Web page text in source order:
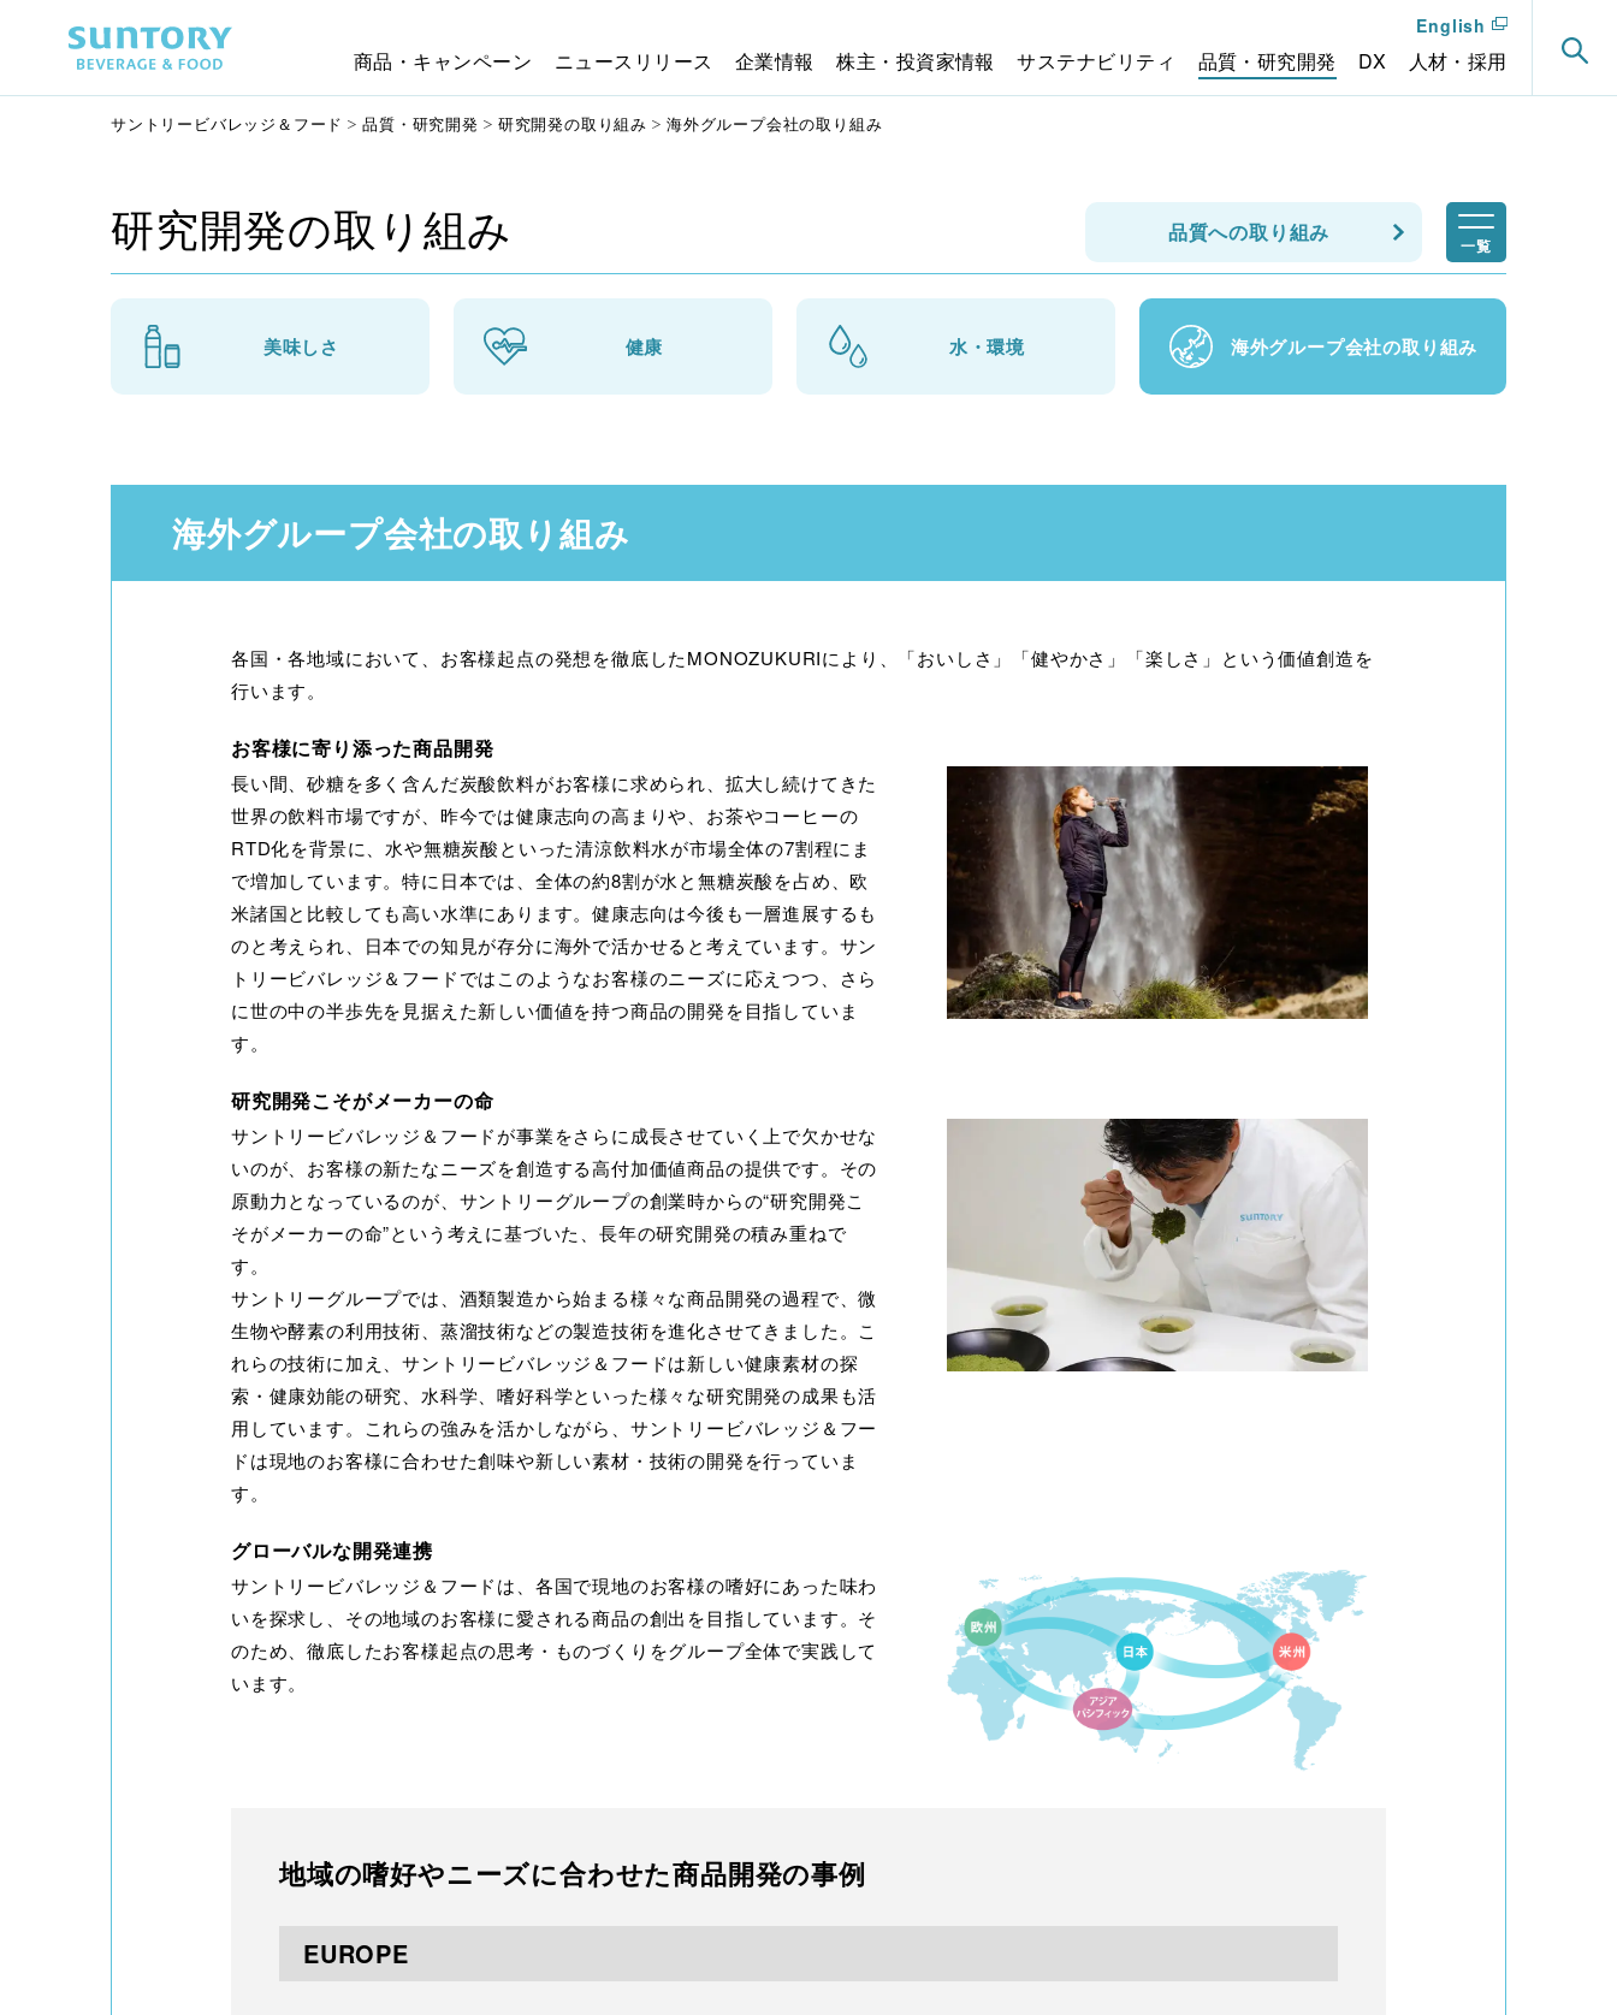
商品・キャンペーン ニュースリリース 企業情報 株主・投資家情報 サステナビリティ 品質・研究開発 DX 人材・採用
English
サントリービバレッジ＆フード 品質・研究開発 研究開発の取り組み 海外グループ会社の取り組み
研究開発の取り組み 品質への取り組み 一覧
美味しさ 健康 水・環境 海外グループ会社の取り組み
海外グループ会社の取り組み
各国・各地域において、お客様起点の発想を徹底したMONOZUKURIにより、「おいしさ」「健やかさ」「楽しさ」という価値創造を
行います。
お客様に寄り添った商品開発
長い間、砂糖を多く含んだ炭酸飲料がお客様に求められ、拡大し続けてきた
世界の飲料市場ですが、昨今では健康志向の高まりや、お茶やコーヒーの
RTD化を背景に、水や無糖炭酸といった清涼飲料水が市場全体の7割程にま
で増加しています。特に日本では、全体の約8割が水と無糖炭酸を占め、欧
米諸国と比較しても高い水準にあります。健康志向は今後も一層進展するも
のと考えられ、日本での知見が存分に海外で活かせると考えています。サン
トリービバレッジ＆フードではこのようなお客様のニーズに応えつつ、さら
に世の中の半歩先を見据えた新しい価値を持つ商品の開発を目指していま
す。
研究開発こそがメーカーの命
サントリービバレッジ＆フードが事業をさらに成長させていく上で欠かせな
いのが、お客様の新たなニーズを創造する高付加価値商品の提供です。その
原動力となっているのが、サントリーグループの創業時からの“研究開発こ
そがメーカーの命”という考えに基づいた、長年の研究開発の積み重ねで
す。
サントリーグループでは、酒類製造から始まる様々な商品開発の過程で、微
生物や酵素の利用技術、蒸溜技術などの製造技術を進化させてきました。こ
れらの技術に加え、サントリービバレッジ＆フードは新しい健康素材の探
索・健康効能の研究、水科学、嗜好科学といった様々な研究開発の成果も活
用しています。これらの強みを活かしながら、サントリービバレッジ＆フー
ドは現地のお客様に合わせた創味や新しい素材・技術の開発を行っていま
す。
グローバルな開発連携
サントリービバレッジ＆フードは、各国で現地のお客様の嗜好にあった味わ
いを探求し、その地域のお客様に愛される商品の創出を目指しています。そ
のため、徹底したお客様起点の思考・ものづくりをグループ全体で実践して
います。
地域の嗜好やニーズに合わせた商品開発の事例​
EUROPE